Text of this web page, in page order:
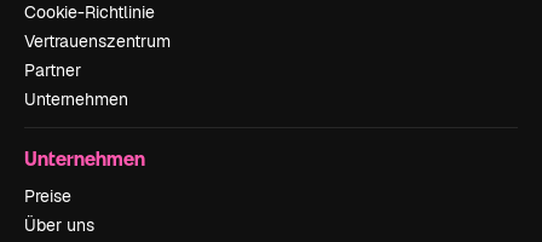
Cookie-Richtlinie
Vertrauenszentrum
Partner
Unternehmen
Unternehmen
Preise
Über uns